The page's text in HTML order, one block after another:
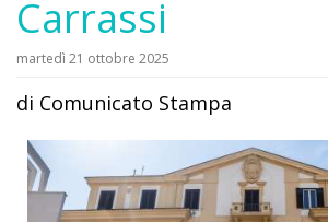
Carrassi
martedì 21 ottobre 2025
di Comunicato Stampa